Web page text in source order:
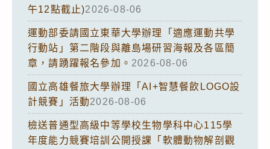
午12點截止)2026-08-06
運動部委請國立東華大學辦理「適應運動共學
行動站」第二階段與離島場研習海報及各區簡
章，請踴躍報名參加。 2026-08-06
國立高雄餐旅大學辦理「AI+智慧餐飲LOGO設
計競賽」活動2026-08-06
檢送普通型高級中等學校生物學科中心115學
年度能力競賽培訓公開授課「軟體動物解剖觀